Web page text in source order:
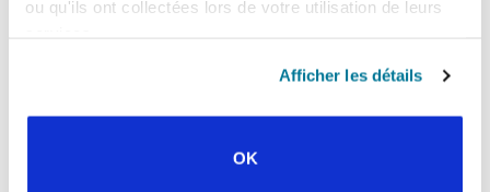
ou qu'ils ont collectées lors de votre utilisation de leurs
Afficher les détails
OK
WWW